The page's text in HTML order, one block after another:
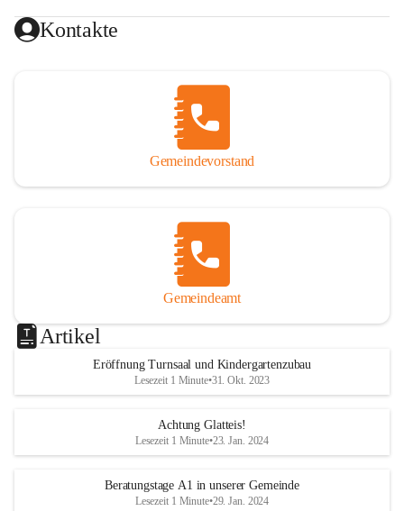
Kontakte
Gemeindevorstand
Gemeindeamt
Artikel
Eröffnung Turnsaal und Kindergartenzubau
Lesezeit 1 Minute•31. Okt. 2023
Achtung Glatteis!
Lesezeit 1 Minute•23. Jan. 2024
Beratungstage A1 in unserer Gemeinde
Lesezeit 1 Minute•29. Jan. 2024